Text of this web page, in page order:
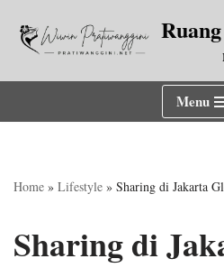
Lompat
Menu
Home » Lifestyle » Sharing di Jakarta
Sharing di